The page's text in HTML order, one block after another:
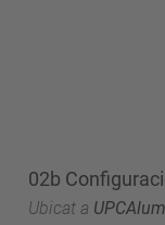
02b
Ubicat a